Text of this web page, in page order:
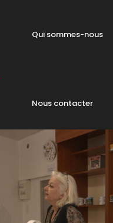
Qui sommes-nous
Nous contacter